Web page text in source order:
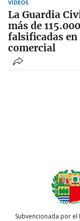
VÍDEOS
La Guardia
más de
falsificadas en
comercial
Subvencionada por